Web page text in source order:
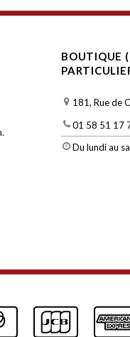
BOUTIQUE
181, Rue de
01 58 51 17
Du lundi au